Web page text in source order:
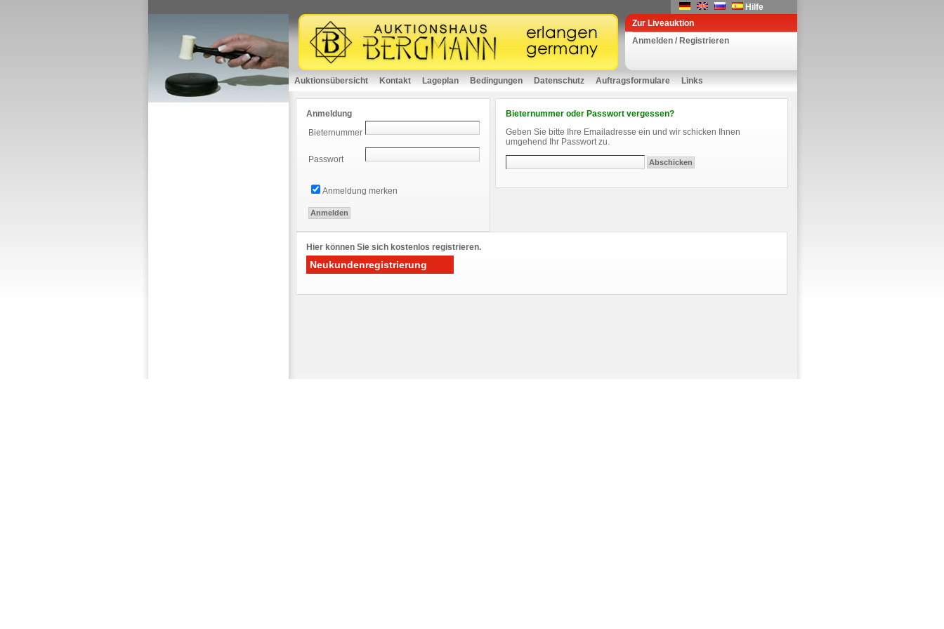
Hilfe
Zur Liveauktion
Anmelden / Registrieren
Auktionsübersicht Kontakt Lageplan Bedingungen Datenschutz Auftragsformulare Links
Anmeldung
Bieternummer
Passwort
Anmeldung merken
Bieternummer oder Passwort vergessen?
Geben Sie bitte Ihre Emailadresse ein und wir schicken Ihnen
umgehend Ihr Passwort zu.
Hier können Sie sich kostenlos registrieren.
Neukundenregistrierung